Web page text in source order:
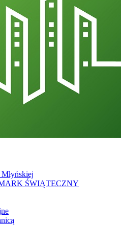
ŚWIĄTECZNY